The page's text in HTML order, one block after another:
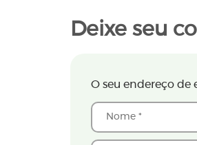
Deixe seu
O seu endereço de